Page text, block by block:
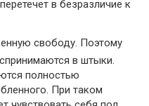
в безразличие к
свободу. Поэтому
в штыки.
полностью
При таком